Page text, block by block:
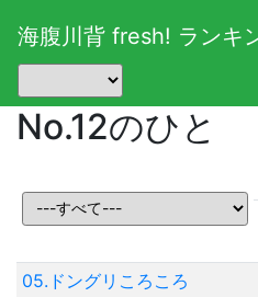
海腹川背 fresh! ランキ
No.12のひと
05.ドングリころころ